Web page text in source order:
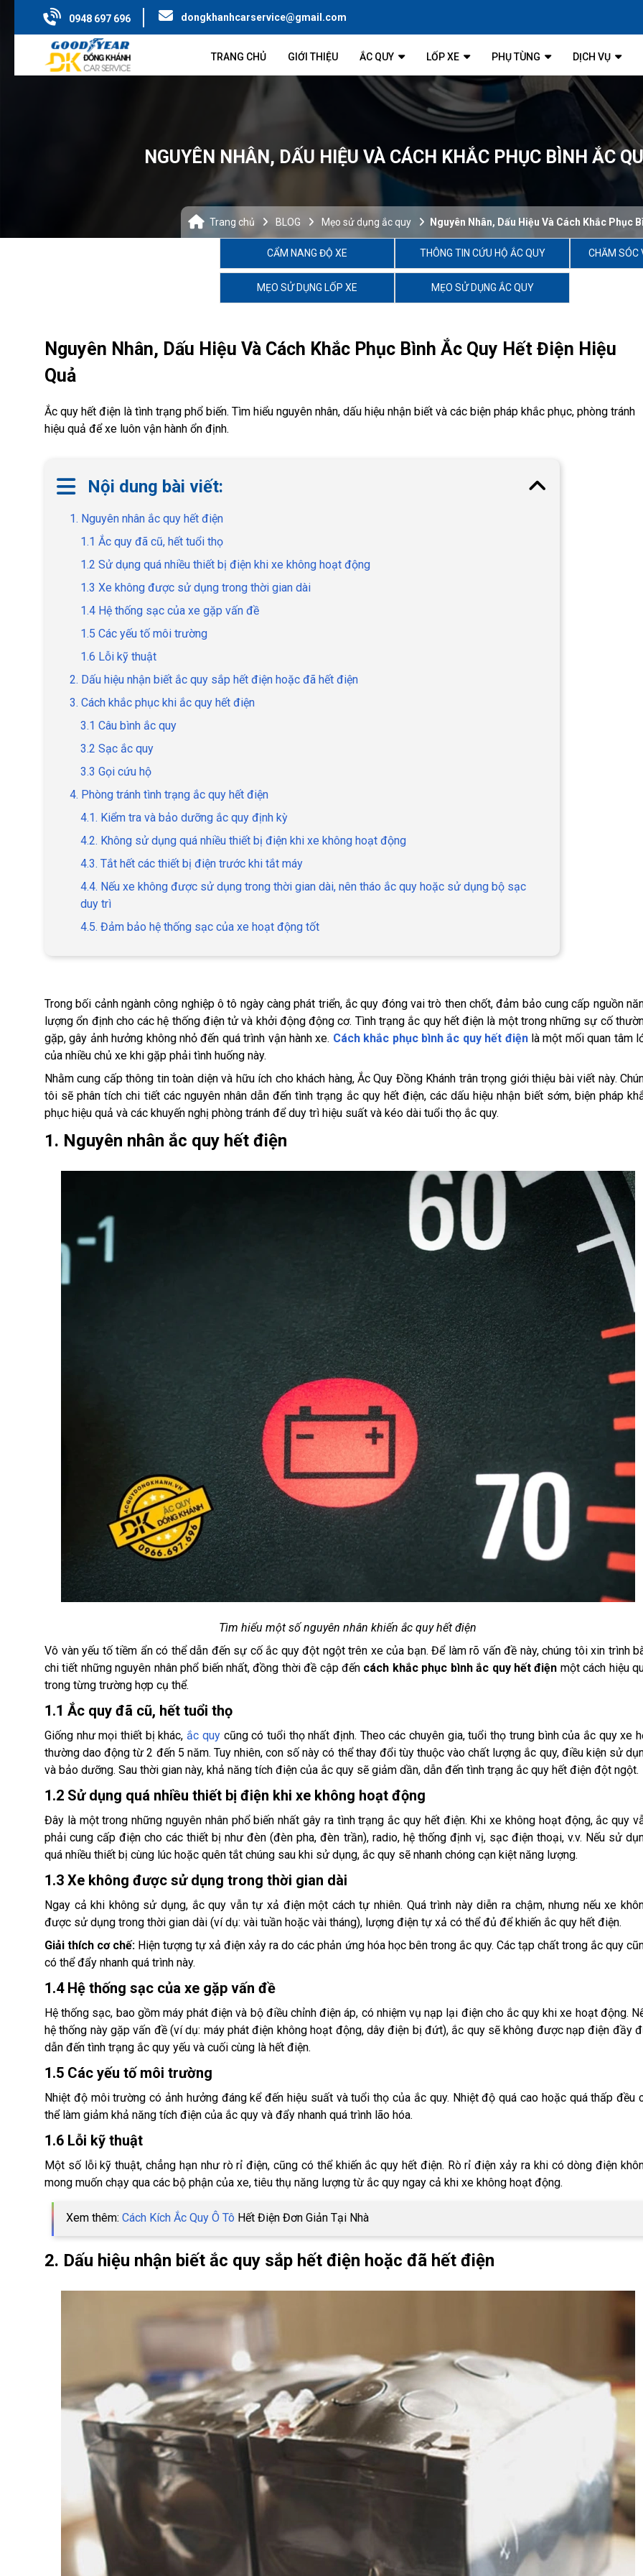
0948 697 696 dongkhanhcarservice@gmail.com
TRANG CHỦ GIỚI THIỆU ẮC QUY LỐP XE PHỤ TÙNG DỊCH VỤ
NGUYÊN NHÂN, DẤU HIỆU VÀ CÁCH KHẮC PHỤC BÌNH ẮC
Trang chủ BLOG Mẹo sử dụng ắc quy Nguyên Nhân, Dấu Hiệu Và Cách Khắc Phục
CẨM NANG ĐỘ XE THÔNG TIN CỨU HỘ ẮC QUY CHĂM SÓC
MẸO SỬ DỤNG LỐP XE MẸO SỬ DỤNG ẮC QUY
Nguyên Nhân, Dấu Hiệu Và Cách Khắc Phục Bình Ắc Quy Hết Điện Hiệu
Quả
Ắc quy hết điện là tình trạng phổ biến. Tìm hiểu nguyên nhân, dấu hiệu nhận biết và các biện pháp khắc phục, phòng tránh
hiệu quả để xe luôn vận hành ổn định.
Nội dung bài viết:
1. Nguyên nhân ắc quy hết điện
1.1 Ắc quy đã cũ, hết tuổi thọ
1.2 Sử dụng quá nhiều thiết bị điện khi xe không hoạt động
1.3 Xe không được sử dụng trong thời gian dài
1.4 Hệ thống sạc của xe gặp vấn đề
1.5 Các yếu tố môi trường
1.6 Lỗi kỹ thuật
2. Dấu hiệu nhận biết ắc quy sắp hết điện hoặc đã hết điện
3. Cách khắc phục khi ắc quy hết điện
3.1 Câu bình ắc quy
3.2 Sạc ắc quy
3.3 Gọi cứu hộ
4. Phòng tránh tình trạng ắc quy hết điện
4.1. Kiểm tra và bảo dưỡng ắc quy định kỳ
4.2. Không sử dụng quá nhiều thiết bị điện khi xe không hoạt động
4.3. Tắt hết các thiết bị điện trước khi tắt máy
4.4. Nếu xe không được sử dụng trong thời gian dài, nên tháo ắc quy hoặc sử dụng bộ sạc
duy trì
4.5. Đảm bảo hệ thống sạc của xe hoạt động tốt
Trong bối cảnh ngành công nghiệp ô tô ngày càng phát triển, ắc quy đóng vai trò then chốt, đảm bảo cung cấp nguồn
lượng ổn định cho các hệ thống điện tử và khởi động động cơ. Tình trạng ắc quy hết điện là một trong những sự cố
gặp, gây ảnh hưởng không nhỏ đến quá trình vận hành xe. Cách khắc phục bình ắc quy hết điệnlà một mối quan tâm
của nhiều chủ xe khi gặp phải tình huống này.
Nhằm cung cấp thông tin toàn diện và hữu ích cho khách hàng, Ắc Quy Đồng Khánh trân trọng giới thiệu bài viết này.
tôi sẽ phân tích chi tiết các nguyên nhân dẫn đến tình trạng ắc quy hết điện, các dấu hiệu nhận biết sớm, biện pháp
phục hiệu quả và các khuyến nghị phòng tránh để duy trì hiệu suất và kéo dài tuổi thọ ắc quy.
1. Nguyên nhân ắc quy hết điện
Tìm hiểu một số nguyên nhân khiến ắc quy hết điện
Vô vàn yếu tố tiềm ẩn có thể dẫn đến sự cố ắc quy đột ngột trên xe của bạn. Để làm rõ vấn đề này, chúng tôi xin trình
chi tiết những nguyên nhân phổ biến nhất, đồng thời đề cập đến cách khắc phục bình ắc quy hết điện một cách hiệu
trong từng trường hợp cụ thể.
1.1 Ắc quy đã cũ, hết tuổi thọ
Giống như mọi thiết bị khác,ắc quycũng có tuổi thọ nhất định. Theo các chuyên gia, tuổi thọ trung bình của ắc quy xe
thường dao động từ 2 đến 5 năm. Tuy nhiên, con số này có thể thay đổi tùy thuộc vào chất lượng ắc quy, điều kiện sử
và bảo dưỡng. Sau thời gian này, khả năng tích điện của ắc quy sẽ giảm dần, dẫn đến tình trạng ắc quy hết điện đột ngột.
1.2 Sử dụng quá nhiều thiết bị điện khi xe không hoạt động
Đây là một trong những nguyên nhân phổ biến nhất gây ra tình trạng ắc quy hết điện. Khi xe không hoạt động, ắc quy
phải cung cấp điện cho các thiết bị như đèn (đèn pha, đèn trần), radio, hệ thống định vị, sạc điện thoại, v.v. Nếu sử
quá nhiều thiết bị cùng lúc hoặc quên tắt chúng sau khi sử dụng, ắc quy sẽ nhanh chóng cạn kiệt năng lượng.
1.3 Xe không được sử dụng trong thời gian dài
Ngay cả khi không sử dụng, ắc quy vẫn tự xả điện một cách tự nhiên. Quá trình này diễn ra chậm, nhưng nếu xe
được sử dụng trong thời gian dài (ví dụ: vài tuần hoặc vài tháng), lượng điện tự xả có thể đủ để khiến ắc quy hết điện.
Giải thích cơ chế: Hiện tượng tự xả điện xảy ra do các phản ứng hóa học bên trong ắc quy. Các tạp chất trong ắc quy
có thể đẩy nhanh quá trình này.
1.4 Hệ thống sạc của xe gặp vấn đề
Hệ thống sạc, bao gồm máy phát điện và bộ điều chỉnh điện áp, có nhiệm vụ nạp lại điện cho ắc quy khi xe hoạt động.
hệ thống này gặp vấn đề (ví dụ: máy phát điện không hoạt động, dây điện bị đứt), ắc quy sẽ không được nạp điện đầy
dẫn đến tình trạng ắc quy yếu và cuối cùng là hết điện.
1.5 Các yếu tố môi trường
Nhiệt độ môi trường có ảnh hưởng đáng kể đến hiệu suất và tuổi thọ của ắc quy. Nhiệt độ quá cao hoặc quá thấp đều
thể làm giảm khả năng tích điện của ắc quy và đẩy nhanh quá trình lão hóa.
1.6 Lỗi kỹ thuật
Một số lỗi kỹ thuật, chẳng hạn như rò rỉ điện, cũng có thể khiến ắc quy hết điện. Rò rỉ điện xảy ra khi có dòng điện
mong muốn chạy qua các bộ phận của xe, tiêu thụ năng lượng từ ắc quy ngay cả khi xe không hoạt động.
Xem thêm: Cách Kích Ắc Quy Ô Tô Hết Điện Đơn Giản Tại Nhà
2. Dấu hiệu nhận biết ắc quy sắp hết điện hoặc đã hết điện